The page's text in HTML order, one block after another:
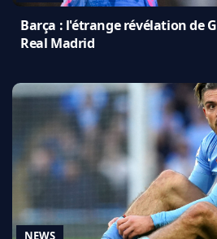
Barça : l'étrange révélation de
Real Madrid
NEWS